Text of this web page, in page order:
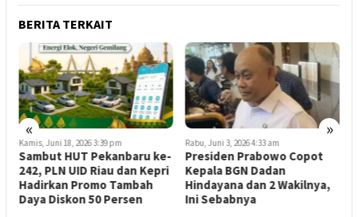
BERITA TERKAIT
« »
Kamis, Juni 18, 2026 3:39 pm
Sambut HUT Pekanbaru ke-
242, PLN UID Riau dan Kepri
Hadirkan Promo Tambah
Daya Diskon 50 Persen
Rabu, Juni 3, 2026 4:33 am
Presiden Prabowo Copot
Kepala BGN Dadan
Hindayana dan 2 Wakilnya,
Ini Sebabnya